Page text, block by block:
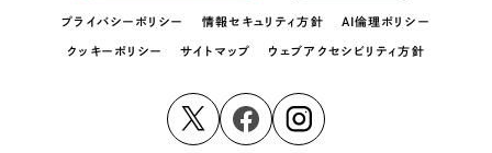
プライバシーポリシー 情報セキュリティ方針 AI倫理ポリシー
クッキーポリシー サイトマップ ウェブアクセシビリティ方針